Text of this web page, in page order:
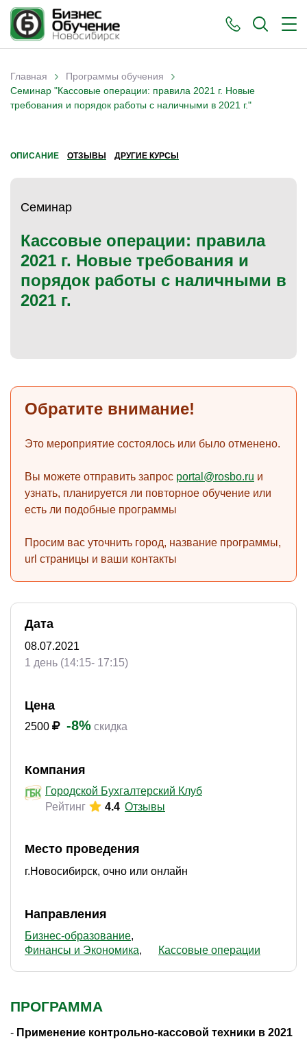
Вы здесь
Главная › Программы обучения ›
Семинар "Кассовые операции: правила 2021 г. Новые
требования и порядок работы с наличными в 2021 г."
ОПИСАНИЕ ОТЗЫВЫ ДРУГИЕ КУРСЫ
Семинар
Кассовые операции: правила
2021 г. Новые требования и
порядок работы с наличными в
2021 г.
Обратите внимание!
Это мероприятие состоялось или было отменено.
Вы можете отправить запрос portal@rosbo.ru и
узнать, планируется ли повторное обучение или
есть ли подобные программы
Просим вас уточнить город, название программы,
url страницы и ваши контакты
Дата
08.07.2021
1 день (14:15- 17:15)
Цена
2500 -8% скидка
Компания
Городской Бухгалтерский Клуб
Рейтинг
4.4 Отзывы
Место проведения
г.Новосибирск, очно или онлайн
Направления
Бизнес-образование
Финансы и Экономика
Кассовые операции
ПРОГРАММА
- Применение контрольно-кассовой техники в 2021